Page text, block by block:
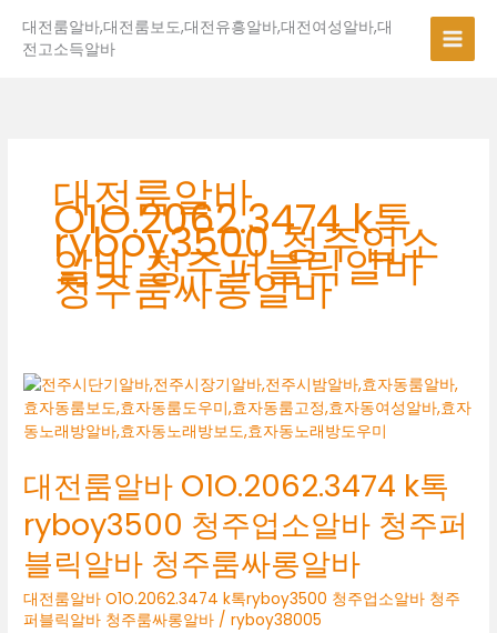
대전룸알바,대전룸보도,대전유흥알바,대전여성알바,대
전고소득알바
대전룸알바
O1O.2062.3474 k톡
ryboy3500 청주업소
알바 청주퍼블릭알바
청주룸싸롱알바
대전룸알바 O1O.2062.3474 k톡
ryboy3500 청주업소알바 청주퍼
블릭알바 청주룸싸롱알바
대전룸알바 O1O.2062.3474 k톡ryboy3500 청주업소알바 청주
퍼블릭알바 청주룸싸롱알바 /ryboy38005
대
전
룸
바
O1O.2062.3474
k
톡
ryboy3500
청
주